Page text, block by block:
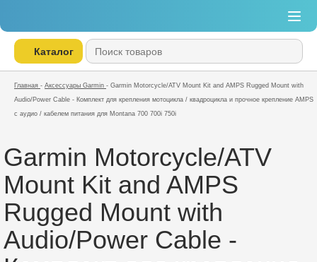
Каталог
Главная - Аксессуары Garmin - Garmin Motorcycle/ATV Mount Kit and AMPS Rugged Mount with
Audio/Power Cable - Комплект для крепления мотоцикла / квадроцикла и прочное крепление AMPS
с аудио / кабелем питания для Montana 700 700i 750i
Garmin Motorcycle/ATV
Mount Kit and AMPS
Rugged Mount with
Audio/Power Cable -